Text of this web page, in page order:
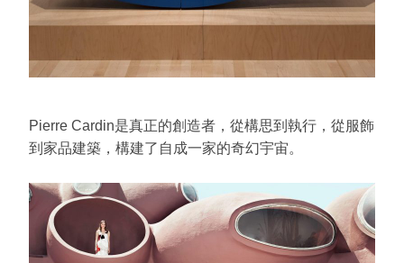
Pierre Cardin是真正的創造者，從構思到執行，從服飾
到家品建築，構建了自成一家的奇幻宇宙。